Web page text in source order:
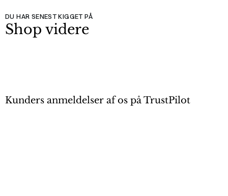
DU HAR SENEST KIGGET PÅ
Shop videre
Kunders anmeldelser af os på TrustPilot